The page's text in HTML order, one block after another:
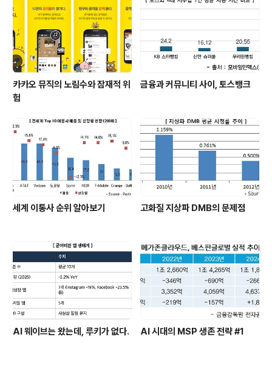
카카오 뮤직의 노림수와 잠재적 위
험
금융과 커뮤니티 사이, 토스뱅크
세계 이통사 순위 알아보기 고화질 지상파 DMB의 문제점
AI 웨이브는 왔는데, 루키가 없다. AI 시대의 MSP 생존 전략 #1